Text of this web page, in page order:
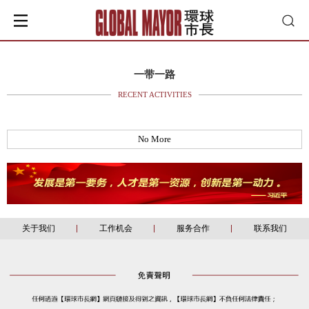
一带一路
RECENT ACTIVITIES
No More
关于我们 工作机会 服务合作 联系我们